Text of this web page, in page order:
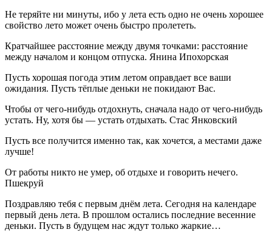
Не теряйте ни минуты, ибо у лета есть одно не очень хорошее
свойство лето может очень быстро пролететь.
Кратчайшее расстояние между двумя точками: расстояние
между началом и концом отпуска. Янина Ипохорская
Пусть хорошая погода этим летом оправдает все ваши
ожидания. Пусть тёплые деньки не покидают Вас.
Чтобы от чего-нибудь отдохнуть, сначала надо от чего-нибудь
устать. Ну, хотя бы — устать отдыхать. Стас Янковский
Пусть все получится именно так, как хочется, а местами даже
лучше!
От работы никто не умер, об отдыхе и говорить нечего.
Пшекруй
Поздравляю тебя с первым днём лета. Сегодня на календаре
первый день лета. В прошлом остались последние весенние
деньки. Пусть в будущем нас ждут только жаркие…